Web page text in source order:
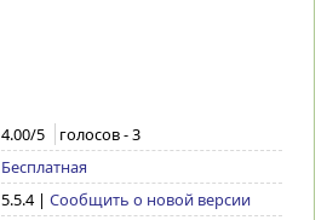
4.00/5 голосов -3
Бесплатная
5.5.4| Сообщить о новой версии